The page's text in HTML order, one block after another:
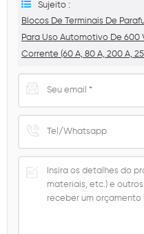
Sujeito :
Blocos De Terminais De
Para Uso Automotivo De
Corrente (60 A, 80 A, 200 A,